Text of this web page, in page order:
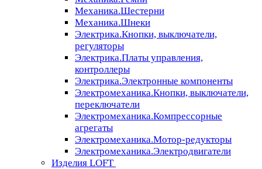
Механика.Шестерни
Механика.Шнеки
Электрика.Кнопки, выключатели,
регуляторы
Электрика.Платы управления,
контроллеры
Электрика.Электронные компоненты
Электромеханика.Кнопки, выключатели,
переключатели
Электромеханика.Компрессорные
агрегаты
Электромеханика.Мотор-редукторы
Электромеханика.Электродвигатели
Изделия LOFT